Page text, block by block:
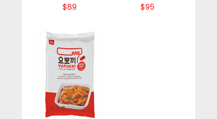
$89 $95